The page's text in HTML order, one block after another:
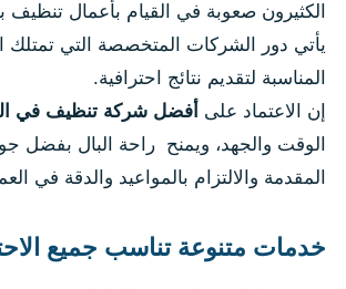
الكثيرون صعوبة في القيام بأعمال تنظيف
يأتي دور الشركات المتخصصة التي تمتلك
المناسبة لتقديم نتائج احترافية.
إن الاعتماد على أفضل شركة تنظيف في
الوقت والجهد، ويمنح راحة البال بفضل
المقدمة والالتزام بالمواعيد والدقة في
خدمات متنوعة تناسب جميع